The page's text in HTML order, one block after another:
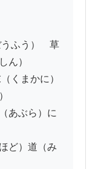
ふう）　草
ん）
くまかに）
あぶら）に
ど）道（み